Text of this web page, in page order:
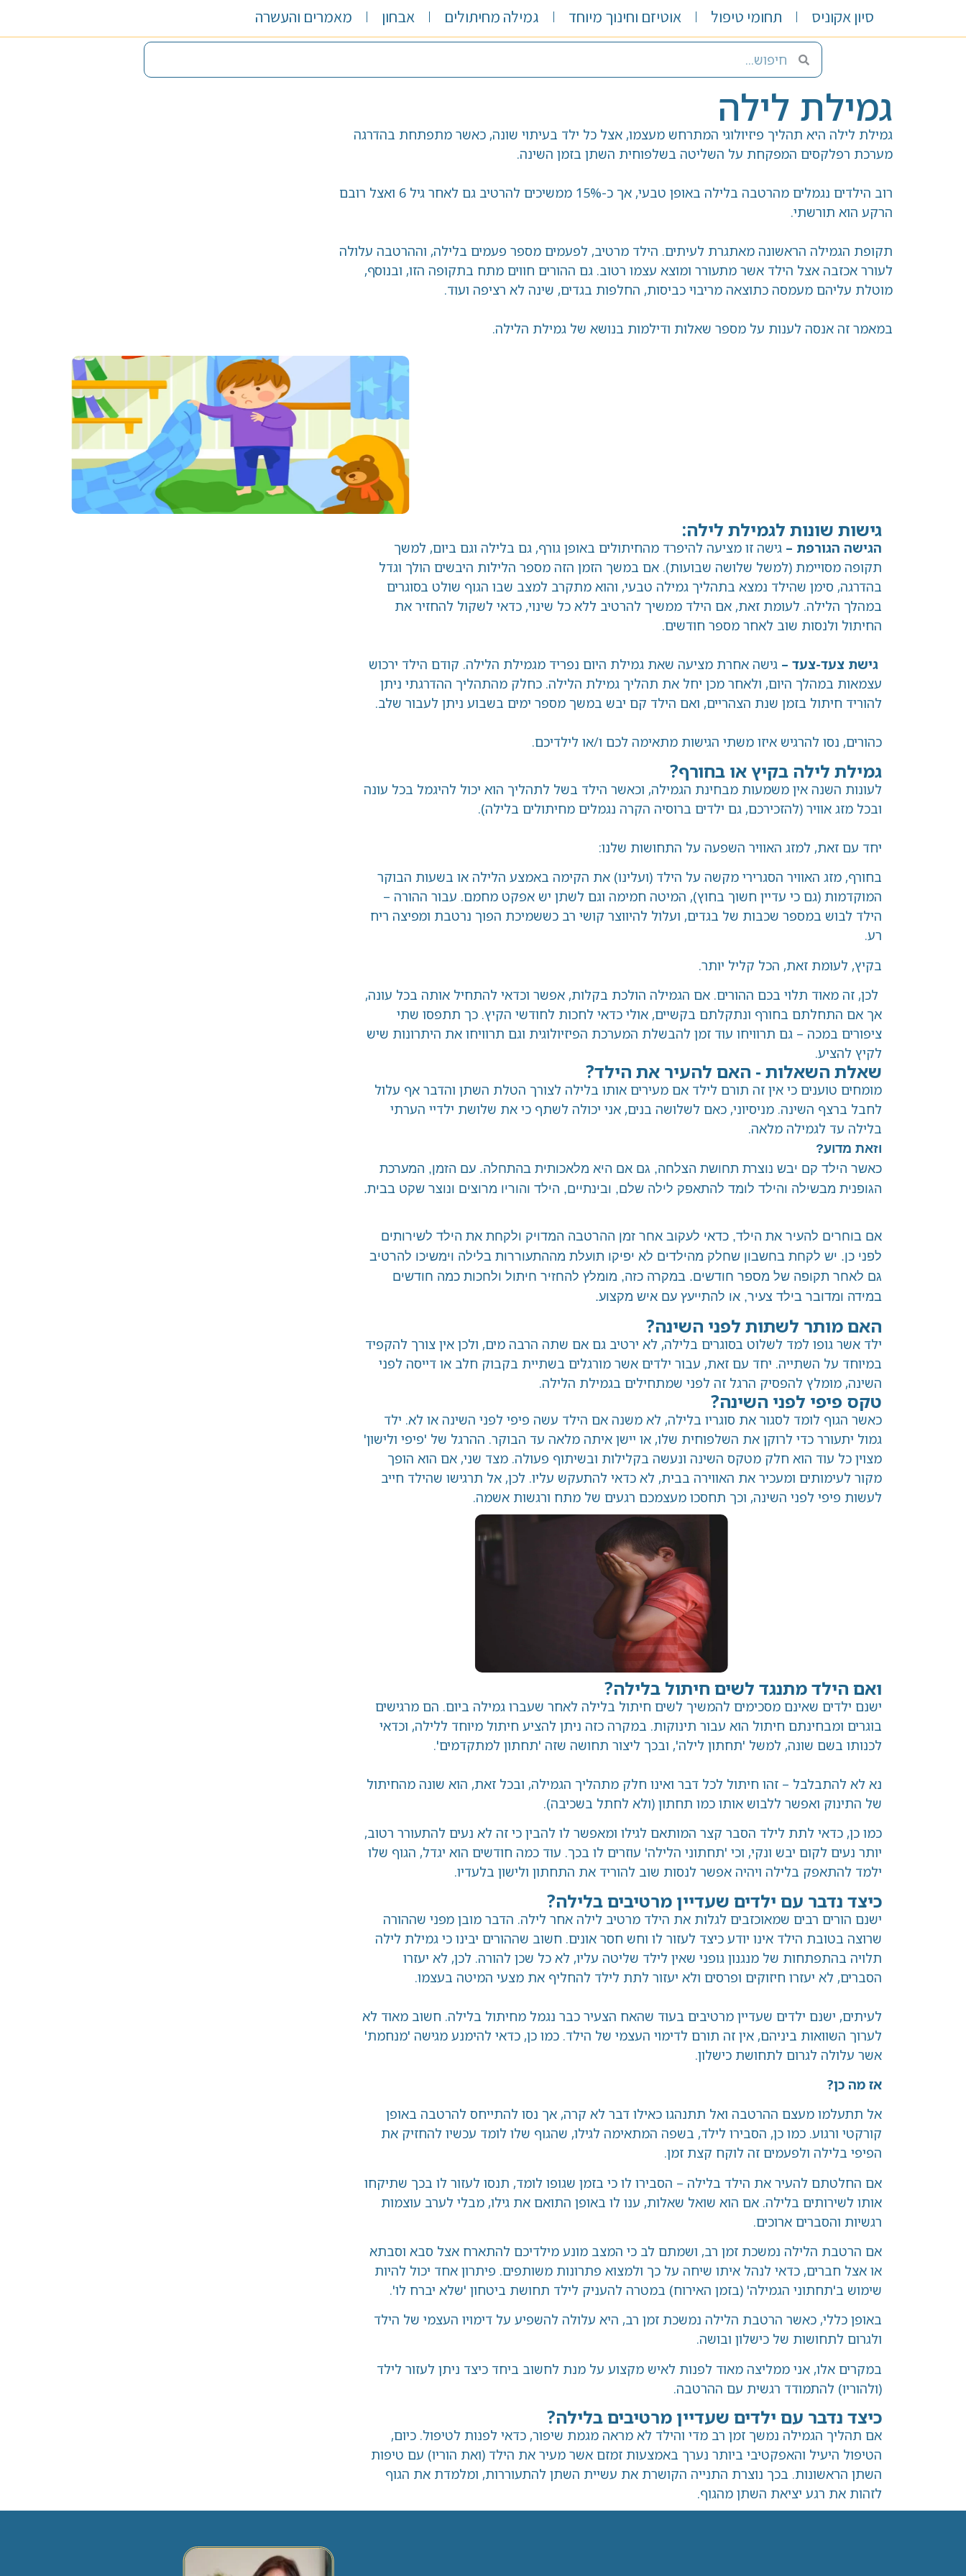
סיון אקוניס תחומי טיפול אוטיזם וחינוך מיוחד גמילה מחיתולים אבחון מאמרים והעשרה
גמילת לילה
גמילת לילה היא תהליך פיזיולוגי המתרחש מעצמו, אצל כל ילד בעיתוי שונה, כאשר מתפתחת בהדרגה
מערכת רפלקסים המפקחת על השליטה בשלפוחית השתן בזמן השינה.
רוב הילדים נגמלים מהרטבה בלילה באופן טבעי, אך כ-15% ממשיכים להרטיב גם לאחר גיל 6 ואצל רובם
הרקע הוא תורשתי.
תקופת הגמילה הראשונה מאתגרת לעיתים. הילד מרטיב, לפעמים מספר פעמים בלילה, וההרטבה עלולה
לעורר אכזבה אצל הילד אשר מתעורר ומוצא עצמו רטוב. גם ההורים חווים מתח בתקופה הזו, ובנוסף,
מוטלת עליהם מעמסה כתוצאה מריבוי כביסות, החלפות בגדים, שינה לא רציפה ועוד.
במאמר זה אנסה לענות על מספר שאלות ודילמות בנושא של גמילת הלילה.
גישות שונות לגמילת לילה:
הגישה הגורפת – גישה זו מציעה להיפרד מהחיתולים באופן גורף, גם בלילה וגם ביום, למשך
תקופה מסויימת (למשל שלושה שבועות). אם במשך הזמן הזה מספר הלילות היבשים הולך וגדל
בהדרגה, סימן שהילד נמצא בתהליך גמילה טבעי, והוא מתקרב למצב שבו הגוף שולט בסוגרים
במהלך הלילה. לעומת זאת, אם הילד ממשיך להרטיב ללא כל שינוי, כדאי לשקול להחזיר את
החיתול ולנסות שוב לאחר מספר חודשים.
גישת צעד-צעד – גישה אחרת מציעה שאת גמילת היום נפריד מגמילת הלילה. קודם הילד ירכוש
עצמאות במהלך היום, ולאחר מכן יחל את תהליך גמילת הלילה. כחלק מהתהליך ההדרגתי ניתן
להוריד חיתול בזמן שנת הצהריים, ואם הילד קם יבש במשך מספר ימים בשבוע ניתן לעבור שלב.
כהורים, נסו להרגיש איזו משתי הגישות מתאימה לכם ו/או לילדיכם.
גמילת לילה בקיץ או בחורף?
לעונות השנה אין משמעות מבחינת הגמילה, וכאשר הילד בשל לתהליך הוא יכול להיגמל בכל עונה
ובכל מזג אוויר (להזכירכם, גם ילדים ברוסיה הקרה נגמלים מחיתולים בלילה).
יחד עם זאת, למזג האוויר השפעה על התחושות שלנו:
בחורף, מזג האוויר הסגרירי מקשה על הילד (ועלינו) את הקימה באמצע הלילה או בשעות הבוקר
המוקדמות (גם כי עדיין חשוך בחוץ), המיטה חמימה וגם לשתן יש אפקט מחמם. עבור ההורה –
הילד לבוש במספר שכבות של בגדים, ועלול להיווצר קושי רב כששמיכת הפוך נרטבת ומפיצה ריח
רע.
בקיץ, לעומת זאת, הכל קליל יותר.
לכן, זה מאוד תלוי בכם ההורים. אם הגמילה הולכת בקלות, אפשר וכדאי להתחיל אותה בכל עונה,
אך אם התחלתם בחורף ונתקלתם בקשיים, אולי כדאי לחכות לחודשי הקיץ. כך תתפסו שתי
ציפורים במכה – גם תרוויחו עוד זמן להבשלת המערכת הפיזיולוגית וגם תרוויחו את היתרונות שיש
לקיץ להציע.
שאלת השאלות - האם להעיר את הילד?
מומחים טוענים כי אין זה תורם לילד אם מעירים אותו בלילה לצורך הטלת השתן והדבר אף עלול
לחבל ברצף השינה. מניסיוני, כאם לשלושה בנים, אני יכולה לשתף כי את שלושת ילדיי הערתי
בלילה עד לגמילה מלאה.
וזאת מדוע?
כאשר הילד קם יבש נוצרת תחושת הצלחה, גם אם היא מלאכותית בהתחלה. עם הזמן, המערכת
הגופנית מבשילה והילד לומד להתאפק לילה שלם, ובינתיים, הילד והוריו מרוצים ונוצר שקט בבית.
אם בוחרים להעיר את הילד, כדאי לעקוב אחר זמן ההרטבה המדויק ולקחת את הילד לשירותים
לפני כן. יש לקחת בחשבון שחלק מהילדים לא יפיקו תועלת מההתעוררות בלילה וימשיכו להרטיב
גם לאחר תקופה של מספר חודשים. במקרה כזה, מומלץ להחזיר חיתול ולחכות כמה חודשים
במידה ומדובר בילד צעיר, או להתייעץ עם איש מקצוע.
האם מותר לשתות לפני השינה?
ילד אשר גופו למד לשלוט בסוגרים בלילה, לא ירטיב גם אם שתה הרבה מים, ולכן אין צורך להקפיד
במיוחד על השתייה. יחד עם זאת, עבור ילדים אשר מורגלים בשתיית בקבוק חלב או דייסה לפני
השינה, מומלץ להפסיק הרגל זה לפני שמתחילים בגמילת הלילה.
טקס פיפי לפני השינה?
כאשר הגוף לומד לסגור את סוגריו בלילה, לא משנה אם הילד עשה פיפי לפני השינה או לא. ילד
גמול יתעורר כדי לרוקן את השלפוחית שלו, או יישן איתה מלאה עד הבוקר. ההרגל של 'פיפי ולישון'
מצוין כל עוד הוא חלק מטקס השינה ונעשה בקלילות ובשיתוף פעולה. מצד שני, אם הוא הופך
מקור לעימותים ומעכיר את האווירה בבית, לא כדאי להתעקש עליו. לכן, אל תרגישו שהילד חייב
לעשות פיפי לפני השינה, וכך תחסכו מעצמכם רגעים של מתח ורגשות אשמה.
ואם הילד מתנגד לשים חיתול בלילה?
ישנם ילדים שאינם מסכימים להמשיך לשים חיתול בלילה לאחר שעברו גמילה ביום. הם מרגישים
בוגרים ומבחינתם חיתול הוא עבור תינוקות. במקרה כזה ניתן להציע חיתול מיוחד ללילה, וכדאי
לכנותו בשם שונה, למשל 'תחתון לילה', ובכך ליצור תחושה שזה 'תחתון למתקדמים'.
נא לא להתבלבל – זהו חיתול לכל דבר ואינו חלק מתהליך הגמילה, ובכל זאת, הוא שונה מהחיתול
של התינוק ואפשר ללבוש אותו כמו תחתון (ולא לחתל בשכיבה).
כמו כן, כדאי לתת לילד הסבר קצר המותאם לגילו ומאפשר לו להבין כי זה לא נעים להתעורר רטוב,
יותר נעים לקום יבש ונקי, וכי 'תחתוני הלילה' עוזרים לו בכך. עוד כמה חודשים הוא יגדל, הגוף שלו
ילמד להתאפק בלילה ויהיה אפשר לנסות שוב להוריד את התחתון ולישון בלעדיו.
כיצד נדבר עם ילדים שעדיין מרטיבים בלילה?
ישנם הורים רבים שמאוכזבים לגלות את הילד מרטיב לילה אחר לילה. הדבר מובן מפני שההורה
שרוצה בטובת הילד אינו יודע כיצד לעזור לו וחש חסר אונים. חשוב שההורים יבינו כי גמילת לילה
תלויה בהתפתחות של מנגנון גופני שאין לילד שליטה עליו, לא כל שכן להורה. לכן, לא יעזרו
הסברים, לא יעזרו חיזוקים ופרסים ולא יעזור לתת לילד להחליף את מצעי המיטה בעצמו.
לעיתים, ישנם ילדים שעדיין מרטיבים בעוד שהאח הצעיר כבר נגמל מחיתול בלילה. חשוב מאוד לא
לערוך השוואות ביניהם, אין זה תורם לדימוי העצמי של הילד. כמו כן, כדאי להימנע מגישה 'מנחמת'
אשר עלולה לגרום לתחושת כישלון.
אז מה כן?
אל תתעלמו מעצם ההרטבה ואל תתנהגו כאילו דבר לא קרה, אך נסו להתייחס להרטבה באופן
קורקטי ורגוע. כמו כן, הסבירו לילד, בשפה המתאימה לגילו, שהגוף שלו לומד עכשיו להחזיק את
הפיפי בלילה ולפעמים זה לוקח קצת זמן.
אם החלטתם להעיר את הילד בלילה – הסבירו לו כי בזמן שגופו לומד, תנסו לעזור לו בכך שתיקחו
אותו לשירותים בלילה. אם הוא שואל שאלות, ענו לו באופן התואם את גילו, מבלי לערב עוצמות
רגשיות והסברים ארוכים.
אם הרטבת הלילה נמשכת זמן רב, ושמתם לב כי המצב מונע מילדיכם להתארח אצל סבא וסבתא
או אצל חברים, כדאי לנהל איתו שיחה על כך ולמצוא פתרונות משותפים. פיתרון אחד יכול להיות
שימוש ב'תחתוני הגמילה' (בזמן האירוח) במטרה להעניק לילד תחושת ביטחון 'שלא יברח לו'.
באופן כללי, כאשר הרטבת הלילה נמשכת זמן רב, היא עלולה להשפיע על דימויו העצמי של הילד
ולגרום לתחושות של כישלון ובושה.
במקרים אלו, אני ממליצה מאוד לפנות לאיש מקצוע על מנת לחשוב ביחד כיצד ניתן לעזור לילד
(ולהוריו) להתמודד רגשית עם ההרטבה.
כיצד נדבר עם ילדים שעדיין מרטיבים בלילה?
אם תהליך הגמילה נמשך זמן רב מדי והילד לא מראה מגמת שיפור, כדאי לפנות לטיפול. כיום,
הטיפול היעיל והאפקטיבי ביותר נערך באמצעות זמזם אשר מעיר את הילד (ואת הוריו) עם טיפות
השתן הראשונות. בכך נוצרת התנייה הקושרת את עשיית השתן להתעוררות, ומלמדת את הגוף
לזהות את רגע יציאת השתן מהגוף.